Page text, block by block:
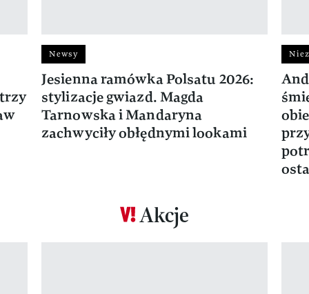
Newsy
Jesienna ramówka Polsatu 2026:
stylizacje gwiazd. Magda
Tarnowska i Mandaryna
zachwyciły obłędnymi lookami
Akcje